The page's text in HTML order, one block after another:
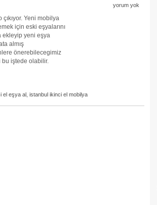
yorum yok
Yeni mobilya
için eski eşyalarını
ekleyip yeni eşya
almış
önerebilecegimiz
bu iştede olabilir.
el eşya al istanbul ikinci el mobilya